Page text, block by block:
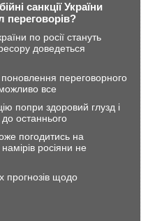
санкції України
переговорів?
по росії стануть
доведеться
переговорного
все
попри здоровий глузд і
останнього
погодитись на
росіяни не
щодо